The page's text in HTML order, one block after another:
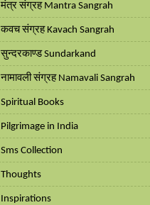
मंत्र संग्रह Mantra Sangrah
कवच संग्रह Kavach Sangrah
सुन्दरकाण्ड Sundarkand
नामावली संग्रह Namavali Sangrah
Spiritual Books
Pilgrimage in India
Sms Collection
Thoughts
Inspirations